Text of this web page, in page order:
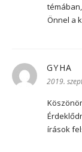
Önnel a
GYHA
2019.
írások